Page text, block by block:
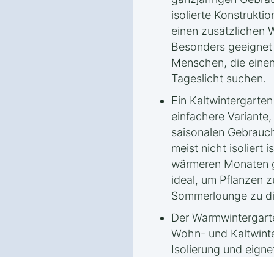
isolierte
einen zusätzlichen
Besonders
Menschen, die
Tageslicht suchen.
Ein
einfachere
saisonalen
meist nicht isoliert
wärmeren
ideal, um Pflanzen
Sommerlounge zu
Der
Wohn- und
Isolierung und